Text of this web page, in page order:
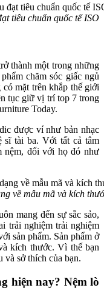
tiêu chuẩn quốc tế ISO
thành một trong những
chăm sóc giấc ngủ
mặt trên khắp thế giới
tục giữ vị trí top 7 trong
Today.
được ví như bản nhạc
sĩ tài ba. Với tất cả tâm
nệm, đối với họ đó như
về mẫu mã và kích
mang đến sự sắc sảo,
trải nghiệm trải nghiệm
sản phẩm. Sản phẩm ở
kích thước. Vì thế bạn
và sở thích của bạn.
hiện nay? Nệm lò